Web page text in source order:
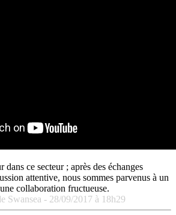
ce secteur ; après des échanges
attentive, nous sommes parvenus à un
collaboration fructueuse.
Swansea - 28/09/2017 à 18h29